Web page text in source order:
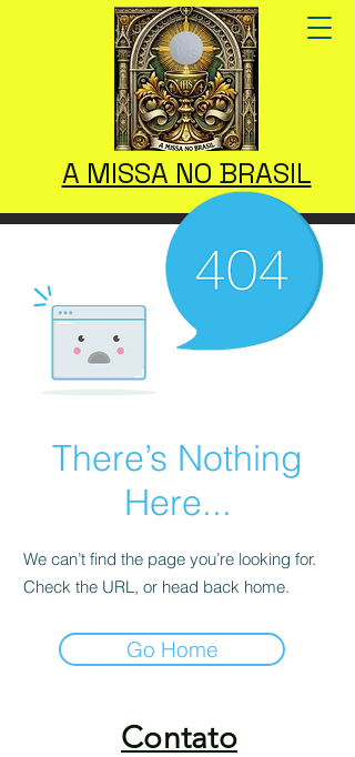
A MISSA NO BRASIL
There’s Nothing
Here...
We can’t find the page you’re looking for.
Check the URL, or head back home.
Go Home
Contato